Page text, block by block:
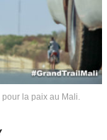
la paix au Mali.